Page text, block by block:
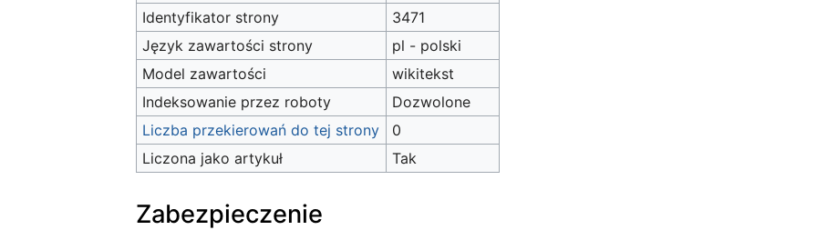
Identyfikator strony
3471
Język zawartości strony
pl - polski
Model zawartości
wikitekst
Indeksowanie przez roboty
Dozwolone
Liczba przekierowań do tej strony
0
Liczona jako artykuł
Tak
Zabezpieczenie